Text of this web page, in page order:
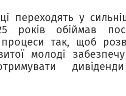
переходять у
років обіймав
процеси так, щоб
молоді